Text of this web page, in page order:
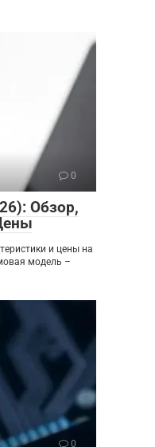
0
Обзор,
и цены на
модель –
0